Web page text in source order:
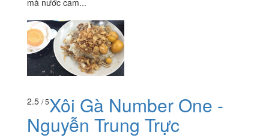
mà nước cam...
2.5 / 5Xôi Gà Number One -
Nguyễn Trung Trực